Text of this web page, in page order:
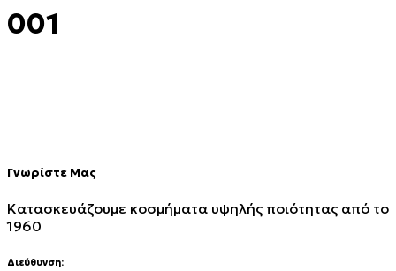
001
Γνωρίστε Μας
Κατασκευάζουμε κοσμήματα υψηλής ποιότητας από το
1960
Διεύθυνση: